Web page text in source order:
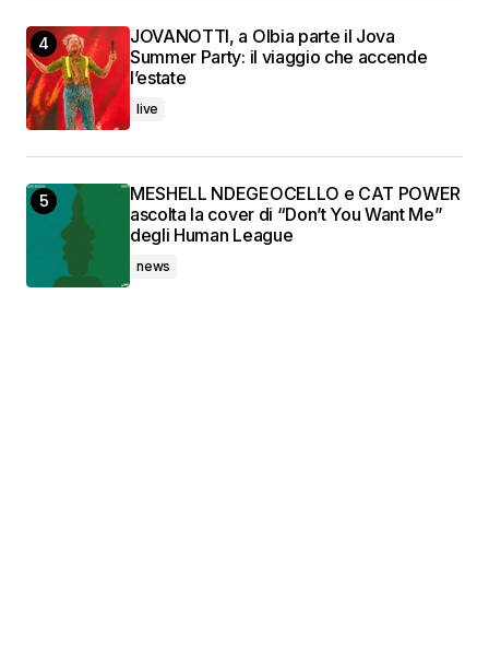
JOVANOTTI, a Olbia parte il Jova
Summer Party: il viaggio che accende
l’estate
live
MESHELL NDEGEOCELLO e CAT POWER
ascolta la cover di “Don’t You Want Me”
degli Human League
news